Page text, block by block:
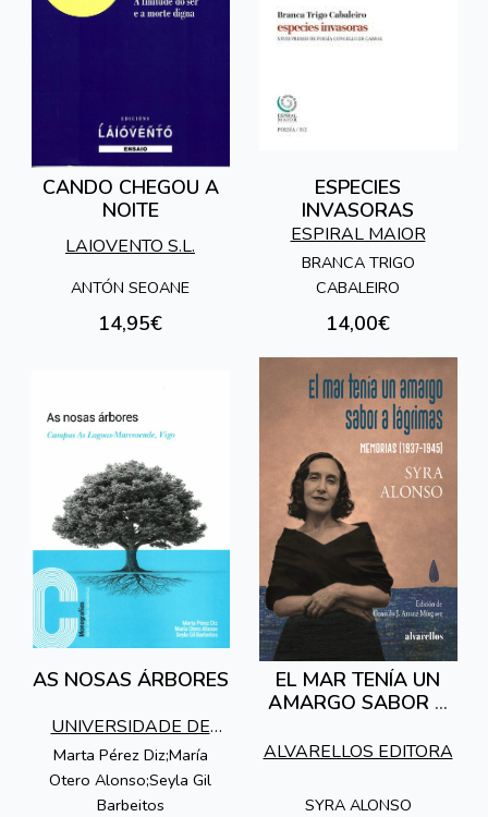
CANDO CHEGOU A
NOITE
LAIOVENTO S.L.
ANTÓN SEOANE
14,95€
ESPECIES
INVASORAS
ESPIRAL MAIOR
BRANCA TRIGO
CABALEIRO
14,00€
AS NOSAS ÁRBORES
UNIVERSIDADE DE
VIGO
Marta Pérez Diz;María
Otero Alonso;Seyla Gil
Barbeitos
EL MAR TENÍA UN
AMARGO SABOR A
MEMORIAS (1937-
ALVARELLOS EDITORA
SYRA ALONSO